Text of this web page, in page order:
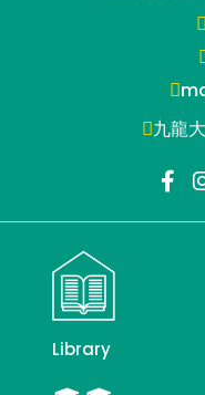
九龍
Library